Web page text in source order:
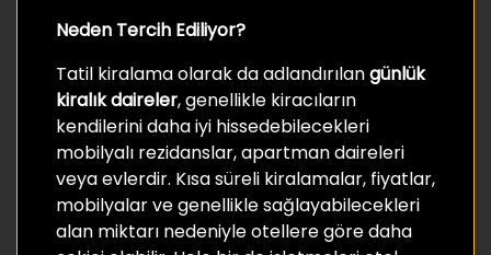
Neden Tercih Ediliyor?
Tatil kiralama olarak da adlandırılangünlük
kiralık daireler, genellikle kiracıların
kendilerini daha iyi hissedebilecekleri
mobilyalı rezidanslar, apartman daireleri
veya evlerdir. Kısa süreli kiralamalar, fiyatlar,
mobilyalar ve genellikle sağlayabilecekleri
alan miktarı nedeniyle otellere göre daha